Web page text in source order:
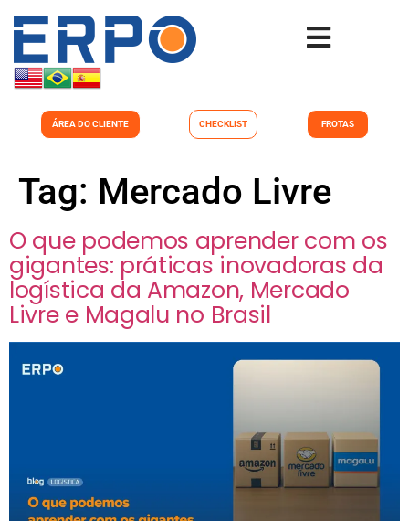
ÁREA DO CLIENTE CHECKLIST FROTAS
Tag: Mercado Livre
O que podemos aprender com os
gigantes: práticas inovadoras da
logística da Amazon, Mercado
Livre e Magalu no Brasil